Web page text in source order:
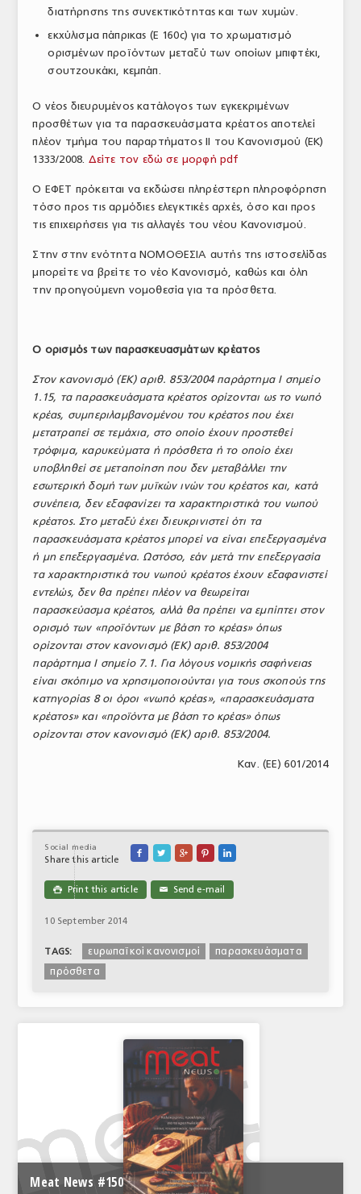
διατήρησης της συνεκτικότητας και των χυμών.
εκχύλισμα πάπρικας (Ε 160c) για το χρωματισμό
ορισμένων προϊόντων μεταξύ των οποίων μπιφτέκι,
σουτζουκάκι, κεμπάπ.
Ο νέος διευρυμένος κατάλογος των εγκεκριμένων
προσθέτων για τα παρασκευάσματα κρέατος αποτελεί
πλέον τμήμα του παραρτήματος ΙΙ του Κανονισμού (ΕΚ)
1333/2008. Δείτε τον εδώ σε μορφή pdf
Ο ΕΦΕΤ πρόκειται να εκδώσει πληρέστερη πληροφόρηση
τόσο προς τις αρμόδιες ελεγκτικές αρχές, όσο και προς
τις επιχειρήσεις για τις αλλαγές του νέου Κανονισμού.
Στην στην ενότητα ΝΟΜΟΘΕΣΙΑ αυτής της ιστοσελίδας
μπορείτε να βρείτε το νέο Κανονισμό, καθώς και όλη
την προηγούμενη νομοθεσία για τα πρόσθετα.
Ο ορισμός των παρασκευασμάτων κρέατος
Στον κανονισμό (ΕΚ) αριθ. 853/2004 παράρτημα I σημείο
1.15, τα παρασκευάσματα κρέατος ορίζονται ως το νωπό
κρέας, συμπεριλαμβανομένου του κρέατος που έχει
μετατραπεί σε τεμάχια, στο οποίο έχουν προστεθεί
τρόφιμα, καρυκεύματα ή πρόσθετα ή το οποίο έχει
υποβληθεί σε μεταποίηση που δεν μεταβάλλει την
εσωτερική δομή των μυϊκών ινών του κρέατος και, κατά
συνέπεια, δεν εξαφανίζει τα χαρακτηριστικά του νωπού
κρέατος. Στο μεταξύ έχει διευκρινιστεί ότι τα
παρασκευάσματα κρέατος μπορεί να είναι επεξεργασμένα
ή μη επεξεργασμένα. Ωστόσο, εάν μετά την επεξεργασία
τα χαρακτηριστικά του νωπού κρέατος έχουν εξαφανιστεί
εντελώς, δεν θα πρέπει πλέον να θεωρείται
παρασκεύασμα κρέατος, αλλά θα πρέπει να εμπίπτει στον
ορισμό των «προϊόντων με βάση το κρέας» όπως
ορίζονται στον κανονισμό (ΕΚ) αριθ. 853/2004
παράρτημα I σημείο 7.1. Για λόγους νομικής σαφήνειας
είναι σκόπιμο να χρησιμοποιούνται για τους σκοπούς της
κατηγορίας 8 οι όροι «νωπό κρέας», «παρασκευάσματα
κρέατος» και «προϊόντα με βάση το κρέας» όπως
ορίζονται στον κανονισμό (ΕΚ) αριθ. 853/2004.
Καν. (ΕΕ) 601/2014
Social media
Share this article
    
 Print this article ✉ Send e-mail
10 September 2014
TAGS: ευρωπαϊκοί κανονισμοί
παρασκευάσματα
πρόσθετα
Meat News #150